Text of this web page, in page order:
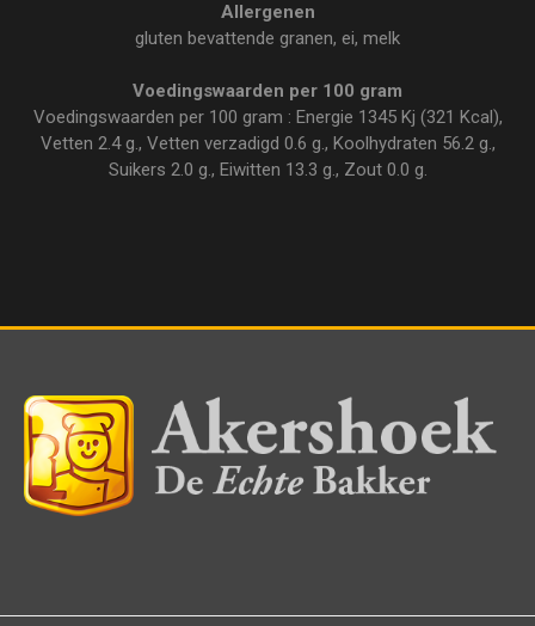
Allergenen
gluten bevattende granen, ei, melk
Voedingswaarden per 100 gram
Voedingswaarden per 100 gram : Energie 1345 Kj (321 Kcal),
Vetten 2.4 g., Vetten verzadigd 0.6 g., Koolhydraten 56.2 g.,
Suikers 2.0 g., Eiwitten 13.3 g., Zout 0.0 g.